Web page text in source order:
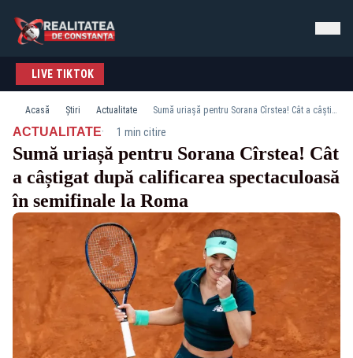
LIVE TIKTOK
Acasă Știri Actualitate Sumă uriașă pentru Sorana Cîrstea! Cât a câștigat după calificarea spectaculoasă în semifinale la Roma
ACTUALITATE· 1 min citire
Sumă uriașă pentru Sorana Cîrstea! Cât
a câștigat după calificarea spectaculoasă
în semifinale la Roma